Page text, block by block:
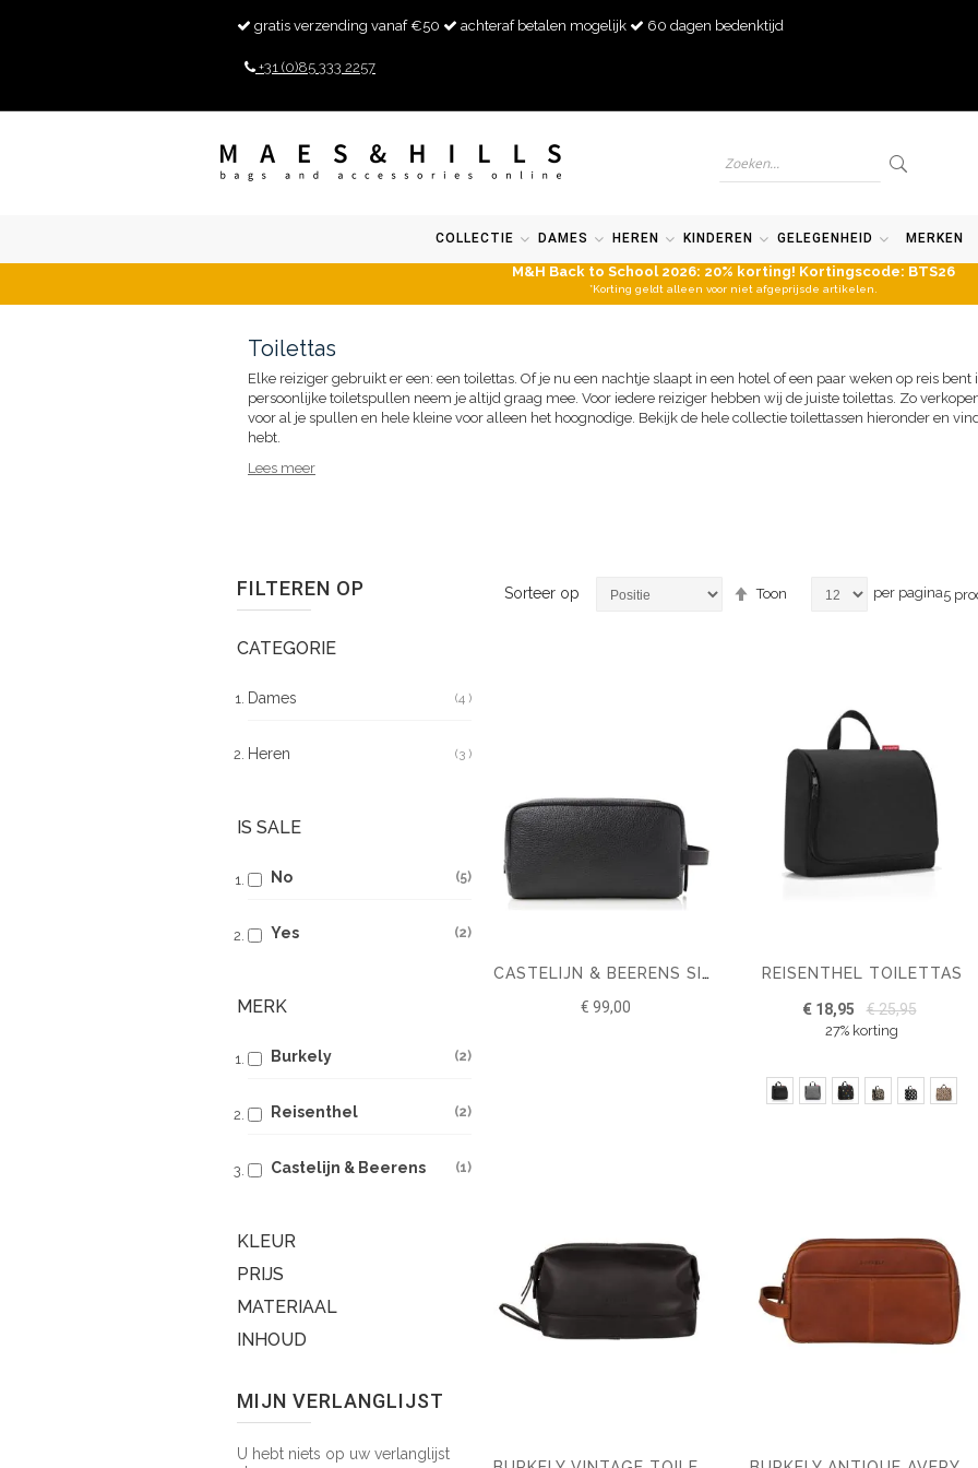
gratis verzending vanaf €50 achteraf betalen mogelijk 60 dagen bedenktijd
+31 (0)85 333 2257
COLLECTIE DAMES HEREN KINDEREN GELEGENHEID MERKEN
M&H Back to School 2026: 20% korting! Kortingscode: BTS26
*Korting geldt alleen voor niet afgeprijsde artikelen.
Toilettas
Elke reiziger gebruikt er een: een toilettas. Of je nu een nachtje slaapt in een hotel of een paar weken op reis
persoonlijke toiletspullen neem je altijd graag mee. Voor iedere reiziger hebben wij de juiste toilettas. Zo
voor al je spullen en hele kleine voor alleen het hoognodige. Bekijk de hele collectie toilettassen hieronder en
hebt.
Lees meer
Sorteer op
Van
Toon per pagina5
CASTELIJN & BEERENS SIERRA WASHBAG
€ 99,00
REISENTHEL TOILETTAS
€ 18,95 € 25,95
27% korting
FILTEREN OP
CATEGORIE
Dames 4 Producten
Heren 3 Producten
IS SALE
No 5
Yes 2
MERK
Burkely 2
Reisenthel 2
Castelijn & Beerens 1
KLEUR
PRIJS
MATERIAAL
INHOUD
MIJN VERLANGLIJST
U hebt niets op uw verlanglijst